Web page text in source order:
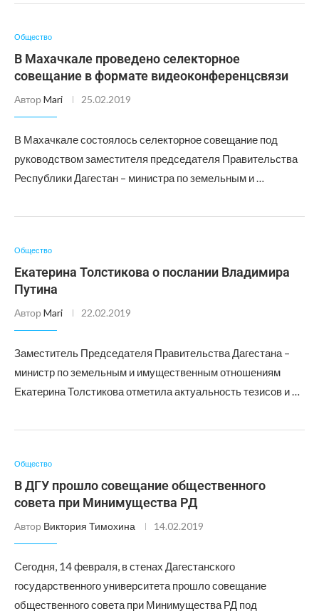
Общество
В Махачкале проведено селекторное
совещание в формате видеоконференцсвязи
Автор Mari 25.02.2019
В Махачкале состоялось селекторное совещание под
руководством заместителя председателя Правительства
Республики Дагестан – министра по земельным и …
Общество
Екатерина Толстикова о послании Владимира
Путина
Автор Mari 22.02.2019
Заместитель Председателя Правительства Дагестана –
министр по земельным и имущественным отношениям
Екатерина Толстикова отметила актуальность тезисов и …
Общество
В ДГУ прошло совещание общественного
совета при Минимущества РД
Автор Виктория Тимохина 14.02.2019
Сегодня, 14 февраля, в стенах Дагестанского
государственного университета прошло совещание
общественного совета при Минимущества РД под